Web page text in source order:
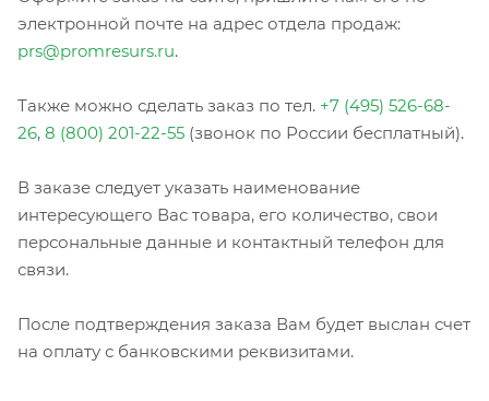
электронной почте на адрес отдела продаж:
prs@promresurs.ru.
Также можно сделать заказ по тел. +7 (495) 526-68-
26, 8 (800) 201-22-55 (звонок по России бесплатный).
В заказе следует указать наименование
интересующего Вас товара, его количество, свои
персональные данные и контактный телефон для
связи.
После подтверждения заказа Вам будет выслан счет
на оплату с банковскими реквизитами.